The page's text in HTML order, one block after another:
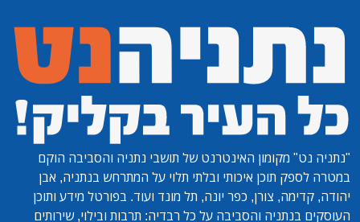
"נתניה נט" מקומון האינטרנט של תושבי נתניה והסביבה הוקם
במטרה לספק תוכן איכותי ובלתי תלוי על המתרחש בנתניה, אבן
יהודה, קדימה, צורן, כפר יונה, תל מונד ועוד. בפורטל מידע ותוכן
העוסקים בנתניה והסביבה על כל רבדיה: תרבות ובילוי, שירותים